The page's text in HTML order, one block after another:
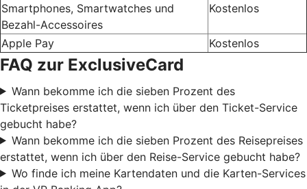
Smartphones, Smartwatches und
Bezahl-Accessoires
Kostenlos
Apple Pay Kostenlos
FAQ zur ExclusiveCard
Wann bekomme ich die sieben Prozent des
Ticketpreises erstattet, wenn ich über den Ticket-Service
gebucht habe?
Wann bekomme ich die sieben Prozent des Reisepreises
erstattet, wenn ich über den Reise-Service gebucht habe?
Wo finde ich meine Kartendaten und die Karten-Services